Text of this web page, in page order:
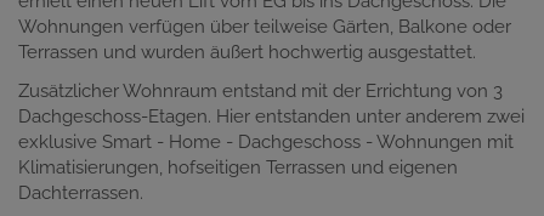
Wohnungen verfügen über teilweise Gärten, Balkone oder
Terrassen und wurden äußert hochwertig ausgestattet.
Zusätzlicher Wohnraum entstand mit der Errichtung von 3
Dachgeschoss-Etagen. Hier entstanden unter anderem zwei
exklusive Smart - Home - Dachgeschoss - Wohnungen mit
Klimatisierungen, hofseitigen Terrassen und eigenen
Dachterrassen.